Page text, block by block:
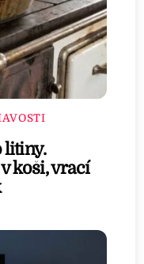
litiny.
koši, vrací